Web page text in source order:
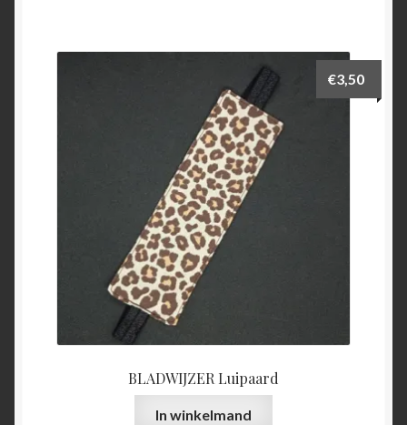
BLADWIJZER Luipaard
€3,50
In winkelmand